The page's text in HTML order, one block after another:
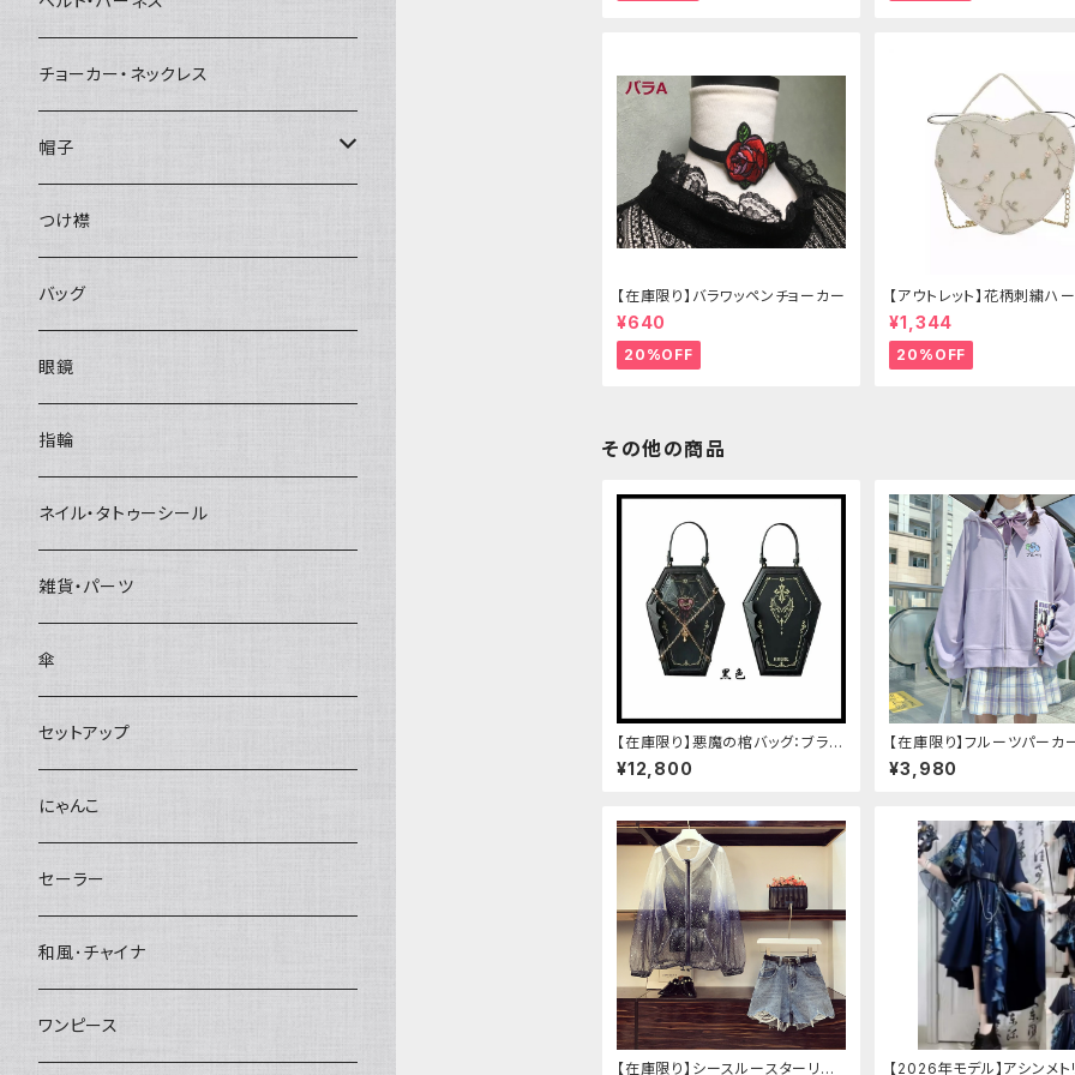
【在庫限り】バラワッペンチョーカー
¥640
20%OFF
【アウトレット】花柄刺繍ハ
グ
¥1,344
20%OFF
その他の商品
【在庫限り】悪魔の棺バッグ：ブラッ
ク
¥12,800
【在庫限り】フルーツパーカ
べリ、ブドウ、キウイ、チェリ
う
¥3,980
【在庫限り】シースルースターリー 【2026年モデル】アシンメ
チョーカー・ネックレス
帽子
ベレー帽
つけ襟
バッグ
眼鏡
指輪
ネイル・タトゥーシール
雑貨・パーツ
傘
セットアップ
にゃんこ
セーラー
和風･チャイナ
ワンピース